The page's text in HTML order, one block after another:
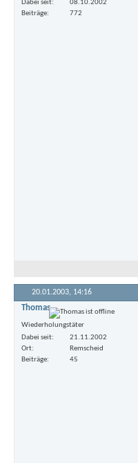
Dabei seit
08.10.2002
Beiträge
772
20.01.2003, 14:16
Thomas
Wiederholungstäter
Dabei seit
21.11.2002
Ort
Remscheid
Beiträge
45